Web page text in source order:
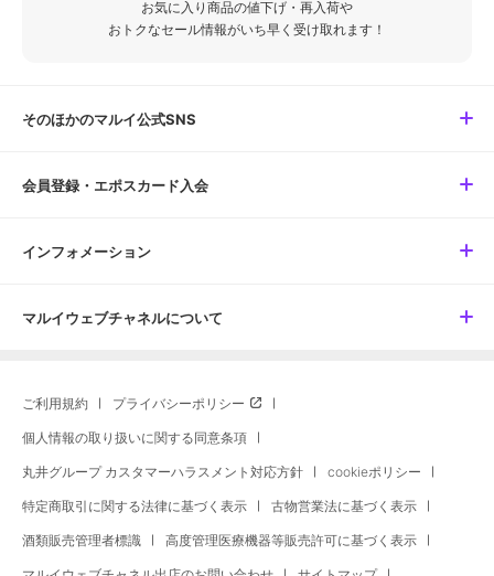
お気に入り商品の値下げ・再入荷や
おトクなセール情報がいち早く受け取れます！
そのほかのマルイ公式SNS
会員登録・エポスカード入会
インフォメーション
マルイウェブチャネルについて
ご利用規約 プライバシーポリシー
個人情報の取り扱いに関する同意条項
丸井グループ カスタマーハラスメント対応方針 cookieポリシー
特定商取引に関する法律に基づく表示 古物営業法に基づく表示
酒類販売管理者標識 高度管理医療機器等販売許可に基づく表示